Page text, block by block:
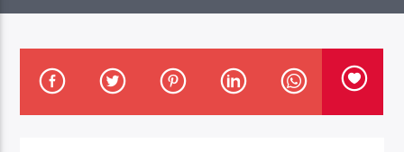
CANCIÓN ACTUAL
FULANI (PABLO FIERRO REMIX)